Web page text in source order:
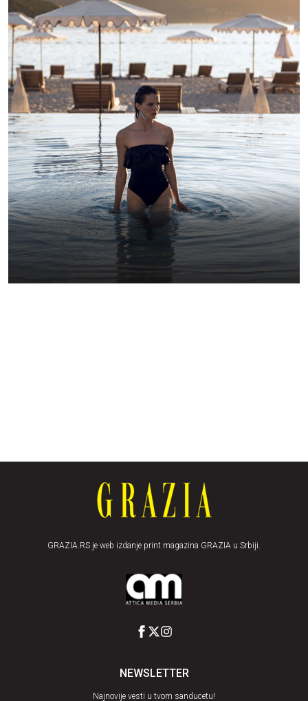
GRAZIA.RS je web izdanje print magazina GRAZIA u Srbiji.
NEWSLETTER
Najnovije vesti u tvom sanducetu!